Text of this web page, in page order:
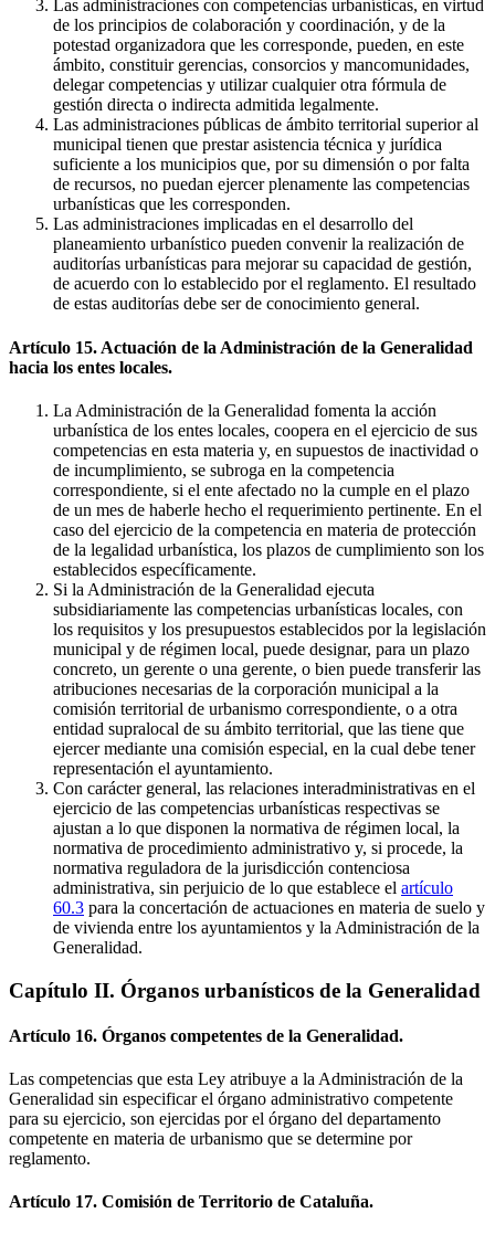
Disposición adicional vigésima. Incremento efectivo de la
producción de energía mediante energías renovables.Disposición
adicional vigésima primera. Sustitución de las referencias en la
normativa vigente a la Comisión de Urbanismo de Cataluña y a la
Comisión de Política Territorial y de Urbanismo de Cataluña.
Disposición adicional vigésima segunda. Formulación y tramitación
del planeamiento director urbanístico de interés metropolitano.
Disposición adicional vigésima tercera. Participación del Área
Metropolitana de Barcelona en la formulación de los planes
directores urbanísticos para atender a intereses suprametropolitanos
que afecten al ámbito metropolitano.Disposición adicional vigésima
cuarta. Densidad del uso residencial en el techo destinado a vivienda
de protección pública.Disposición adicional vigésima quinta.
Urbanizaciones con déficits urbanísticos.Disposición adicional
vigésima sexta. Planes urbanísticos para la implantación de
actuaciones declaradas de interés general superior. Disposición
uso turístico. Disposición adicional vigésima octava. Dotación de
plazas de aparcamiento en la vivienda de protección pública de
vigésima novena. Habilitación de los colegios profesionales y las
entidades colaboradoras en el procedimiento de concesión de
licencias urbanísticas.
Solicitudes de autorización de usos y obras en suelo no urbanizable
y en suelo urbanizable no delimitado y de usos y obras
provisionales.Disposición transitoria decimoquinta. Autorización de
la rehabilitación o la reconstrucción de masías, casas u otras
edificaciones situadas en suelo no urbanizable en ausencia de
catálogo, y ampliación de edificaciones y actividades en suelo no
urbanizable.Disposición transitoria decimosexta. Expedientes de
protección de la legalidad urbanística.Disposición transitoria
decimoséptima. Régimen de otros procedimientos iniciados antes de
la entrada en vigor de esta Ley.Disposición transitoria decimoctava.
Disposiciones de aplicación hasta la adaptación del Reglamento de
la Ley de urbanismo.Disposición transitoria decimonovena.
Procedimientos de otorgamiento de licencias urbanísticas para la
reconstrucción o rehabilitación de determinadas construcciones en
suelo no urbanizable. Disposición transitoria vigésima.
Equipamientos de alojamiento dotacional de iniciativa privada.
atribución de competencias urbanísticas de la Administración de la
Generalidad.Disposición transitoria vigésima segunda. Plazo de
áreas residenciales estratégicas.Disposición transitoria vigésima
tercera. Aplicación de la reducción de los porcentajes de cesión de
suelo con aprovechamiento en suelo urbano no consolidado.
Las administraciones con competencias urbanísticas, en virtud
de los principios de colaboración y coordinación, y de la
potestad organizadora que les corresponde, pueden, en este
ámbito, constituir gerencias, consorcios y mancomunidades,
delegar competencias y utilizar cualquier otra fórmula de
gestión directa o indirecta admitida legalmente.
Las administraciones públicas de ámbito territorial superior al
municipal tienen que prestar asistencia técnica y jurídica
suficiente a los municipios que, por su dimensión o por falta
de recursos, no puedan ejercer plenamente las competencias
urbanísticas que les corresponden.
Las administraciones implicadas en el desarrollo del
planeamiento urbanístico pueden convenir la realización de
auditorías urbanísticas para mejorar su capacidad de gestión,
de acuerdo con lo establecido por el reglamento. El resultado
de estas auditorías debe ser de conocimiento general.
Artículo 15. Actuación de la Administración de la Generalidad
hacia los entes locales.
La Administración de la Generalidad fomenta la acción
urbanística de los entes locales, coopera en el ejercicio de sus
competencias en esta materia y, en supuestos de inactividad o
de incumplimiento, se subroga en la competencia
correspondiente, si el ente afectado no la cumple en el plazo
de un mes de haberle hecho el requerimiento pertinente. En el
caso del ejercicio de la competencia en materia de protección
de la legalidad urbanística, los plazos de cumplimiento son los
establecidos específicamente.
Si la Administración de la Generalidad ejecuta
subsidiariamente las competencias urbanísticas locales, con
los requisitos y los presupuestos establecidos por la legislación
municipal y de régimen local, puede designar, para un plazo
concreto, un gerente o una gerente, o bien puede transferir las
atribuciones necesarias de la corporación municipal a la
comisión territorial de urbanismo correspondiente, o a otra
entidad supralocal de su ámbito territorial, que las tiene que
ejercer mediante una comisión especial, en la cual debe tener
representación el ayuntamiento.
Con carácter general, las relaciones interadministrativas en el
ejercicio de las competencias urbanísticas respectivas se
ajustan a lo que disponen la normativa de régimen local, la
normativa de procedimiento administrativo y, si procede, la
normativa reguladora de la jurisdicción contenciosa
administrativa, sin perjuicio de lo que establece el artículo
60.3 para la concertación de actuaciones en materia de suelo y
de vivienda entre los ayuntamientos y la Administración de la
Generalidad.
Capítulo II. Órganos urbanísticos de la Generalidad
Artículo 16. Órganos competentes de la Generalidad.
Las competencias que esta Ley atribuye a la Administración de la
Generalidad sin especificar el órgano administrativo competente
para su ejercicio, son ejercidas por el órgano del departamento
competente en materia de urbanismo que se determine por
reglamento.
Artículo 17. Comisión de Territorio de Cataluña.